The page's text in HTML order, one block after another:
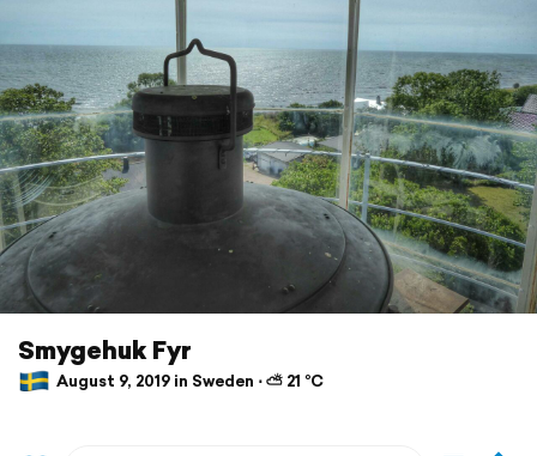
Smygehuk Fyr
August 9, 2019 in Sweden ⋅ ⛅ 21 °C